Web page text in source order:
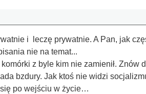
i leczę prywatnie. A Pan, jak
nie na temat...
z byle kim nie zamienił. Znów
bzdury. Jak ktoś nie widzi
po wejściu w życie…